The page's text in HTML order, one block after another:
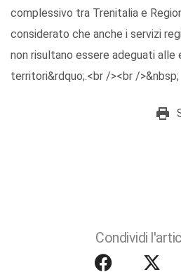
complessivo tra Trenitalia e
considerato che anche i servizi
non risultano essere adeguati alle
territori&rdquo;.<br /><br />&nbsp;
Condividi